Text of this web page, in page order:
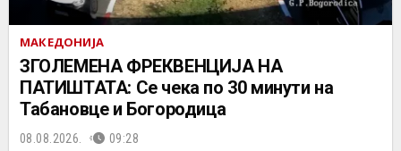
МАКЕДОНИЈА
ЗГОЛЕМЕНА ФРЕКВЕНЦИЈА НА
ПАТИШТАТА: Се чека по 30 минути на
Табановце и Богородица
08.08.2026. 09:28